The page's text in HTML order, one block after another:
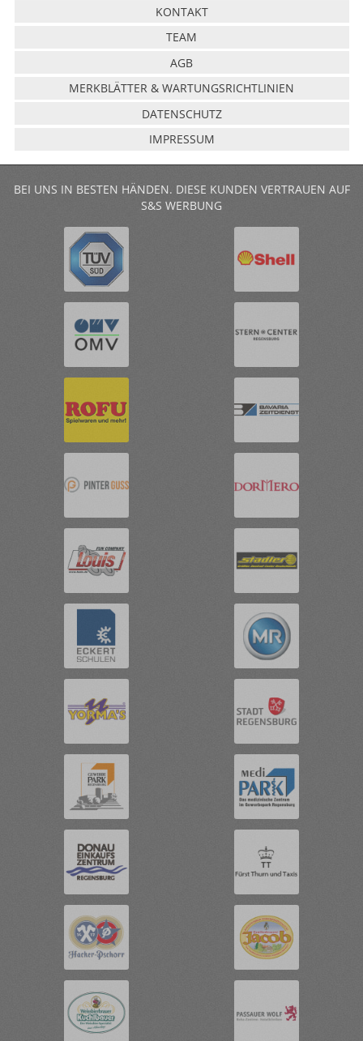
KONTAKT
TEAM
AGB
MERKBLÄTTER & WARTUNGSRICHTLINIEN
DATENSCHUTZ
IMPRESSUM
BEI UNS IN BESTEN HÄNDEN. DIESE KUNDEN VERTRAUEN AUF
S&S WERBUNG